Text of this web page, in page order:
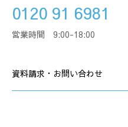
0120 91 6981
営業時間 9:00-18:00
資料請求・お問い合わせ